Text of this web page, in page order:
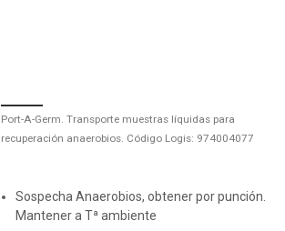
Port-A-Germ. Transporte muestras líquidas para
recuperación anaerobios. Código Logis: 974004077
Sospecha Anaerobios, obtener por punción.
Mantener a Tª ambiente